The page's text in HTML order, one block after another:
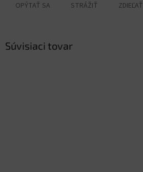
OPÝTAŤ SA STRÁŽIŤ ZDIEĽAŤ
Súvisiaci tovar